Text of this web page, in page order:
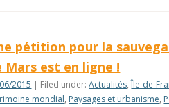
pétition pour la
Mars est en ligne !
2015 | Filed under:Actualités,Île-de-
mondial, Paysages et urbanisme,